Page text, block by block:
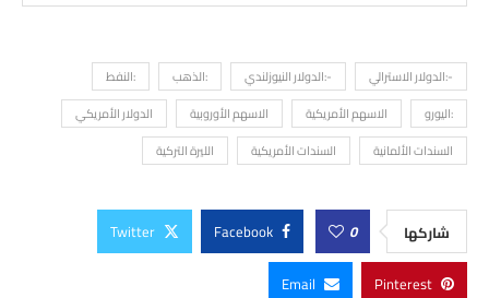
-:الدولار الاسترالي -:الدولار النيوزلندي :الذهب
:النفط
:اليورو
الاسهم الأمريكية الاسهم الأوروبية
الدولار الأمريكي
السندات الألمانية
السندات الأمريكية الليرة التركية
شاركها 0
Facebook
Twitter
Pinterest
Email